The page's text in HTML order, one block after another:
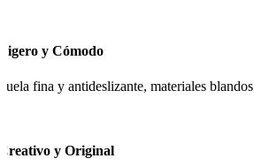
y Cómodo
fina y antideslizante, materiales
y Original